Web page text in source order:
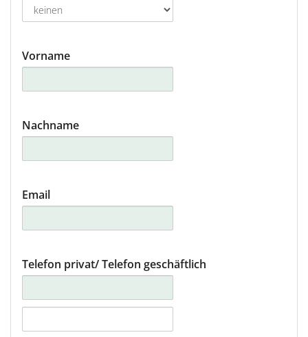
Hannover
Vorname
Nachname
Email
Telefon privat/ Telefon geschäftlich